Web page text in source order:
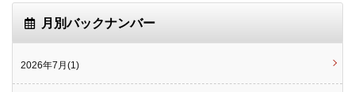
月別バックナンバー
2026年7月(1)